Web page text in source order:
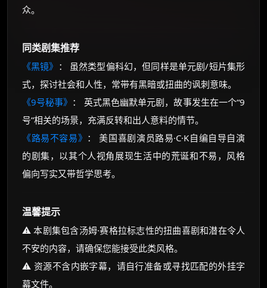
众。
同类剧集推荐
《黑镜》 ： 虽然类型偏科幻，但同样是单元剧/短片集形
式，探讨社会和人性，常带有黑暗或扭曲的讽刺意味。
《9号秘事》 ： 英式黑色幽默单元剧，故事发生在一个“9
号”相关的场景，充满反转和出人意料的情节。
《路易不容易》 ： 美国喜剧演员路易·C·K自编自导自演
的剧集，以其个人视角展现生活中的荒诞和不易，风格
偏向写实又带哲学思考。
温馨提示
⚠️ 本剧集包含汤姆·赛格拉标志性的扭曲喜剧和潜在令人
不安的内容，请确保您能接受此类风格。
⚠️ 资源不含内嵌字幕，请自行准备或寻找匹配的外挂字
幕文件。